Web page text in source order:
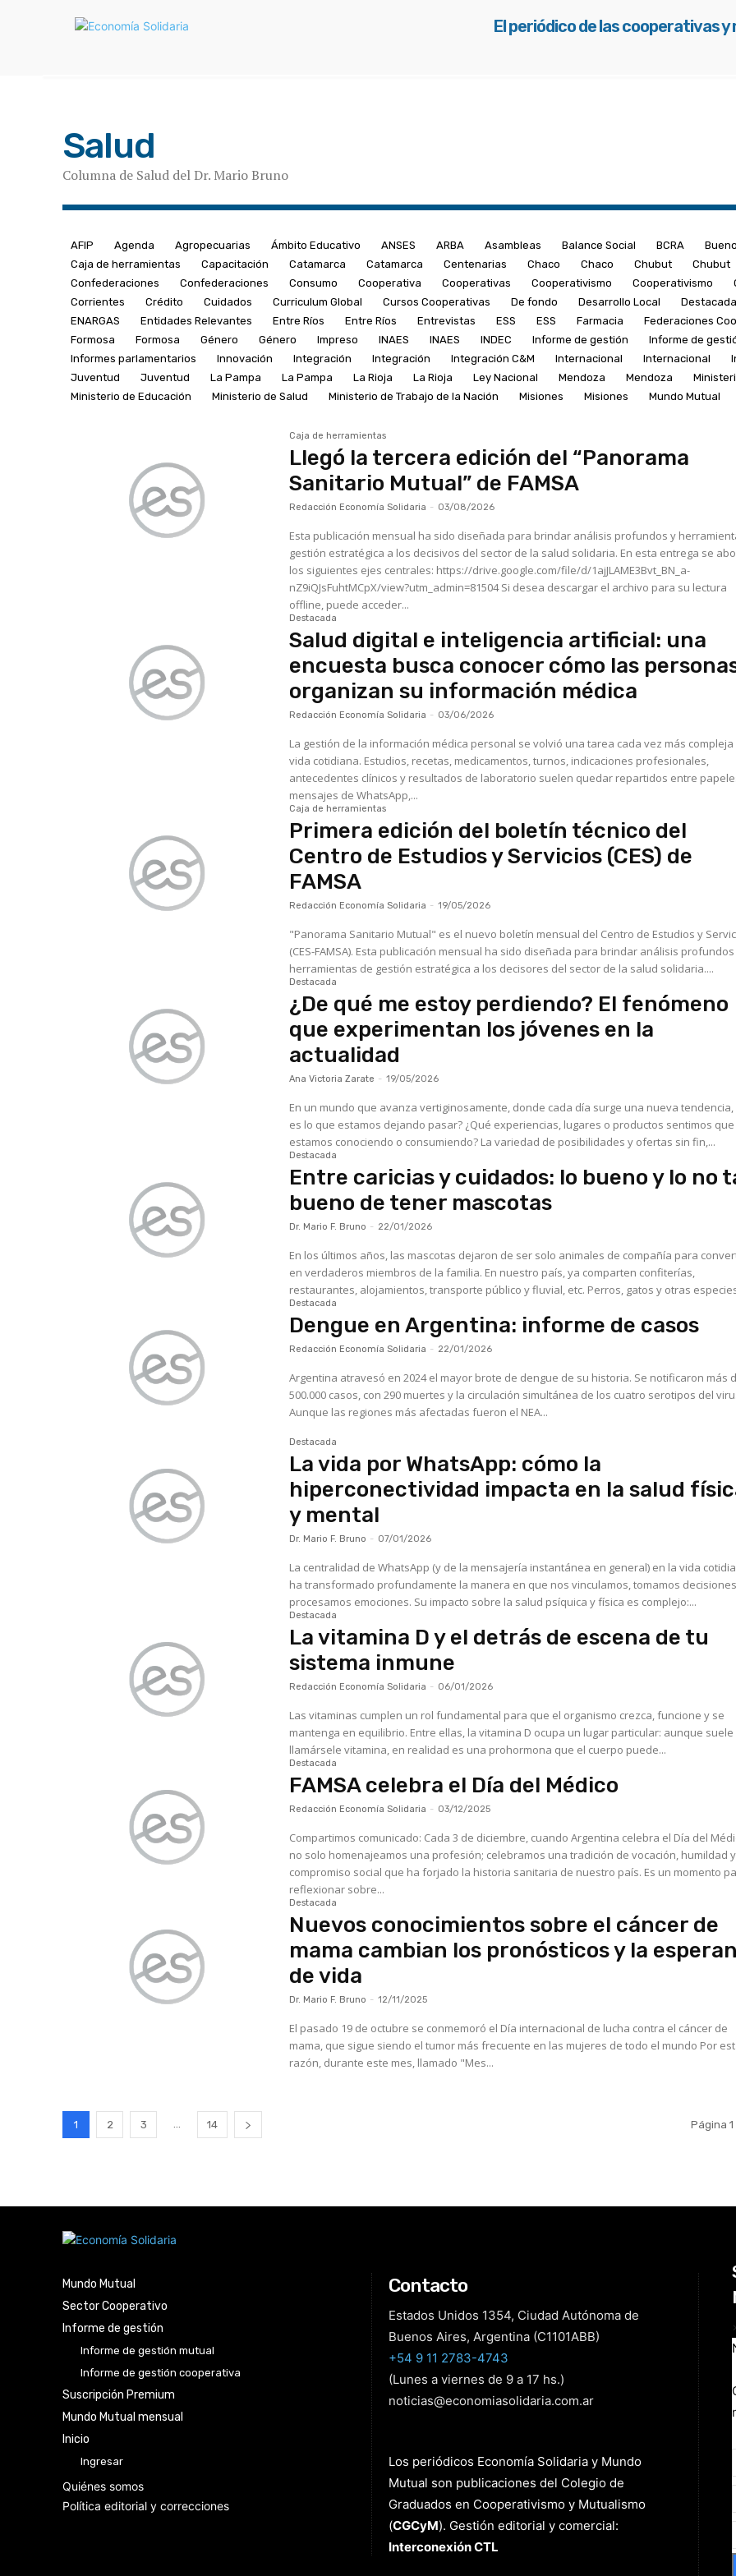
El periódico de las cooperativas
Salud
Columna de Salud del Dr. Mario Bruno
AFIP Agenda Agropecuarias Ámbito Educativo ANSES ARBA Asambleas Balance Social BCRA
Caja de herramientas
Capacitación Catamarca Catamarca Centenarias Chaco Chaco Chubut Chubut
Confederaciones
Confederaciones Consumo Cooperativa Cooperativas Cooperativismo Cooperativismo
Corrientes
Crédito Cuidados Curriculum Global Cursos Cooperativas De fondo Desarrollo Local Destacada
ENARGAS
Entidades Relevantes Entre Ríos Entre Ríos Entrevistas ESS ESS Farmacia Federaciones
Formosa
Formosa Género Género Impreso INAES INAES INDEC Informe de gestión Informe de
Informes parlamentarios
Innovación Integración Integración Integración C&M Internacional Internacional
Juventud
Juventud La Pampa La Pampa La Rioja La Rioja Ley Nacional Mendoza Mendoza
Ministerio de Educación
Ministerio de Salud Ministerio de Trabajo de la Nación Misiones Misiones Mundo Mutual
Caja de herramientas
Llegó la tercera edición del “Panorama
Sanitario Mutual” de FAMSA
Redacción Economía Solidaria - 03/08/2026
Esta publicación mensual ha sido diseñada para brindar análisis profundos y
gestión estratégica a los decisivos del sector de la salud solidaria. En esta entrega se
los siguientes ejes centrales: https://drive.google.com/file/d/1ajJLAME3Bvt_BN_a-
nZ9iQJsFuhtMCpX/view?utm_admin=81504 Si desea descargar el archivo para su lectura
offline, puede acceder...
Destacada
Salud digital e inteligencia artificial: una
encuesta busca conocer cómo las
organizan su información médica
Redacción Economía Solidaria - 03/06/2026
La gestión de la información médica personal se volvió una tarea cada vez más compleja
vida cotidiana. Estudios, recetas, medicamentos, turnos, indicaciones profesionales,
antecedentes clínicos y resultados de laboratorio suelen quedar repartidos entre
mensajes de WhatsApp,...
Caja de herramientas
Primera edición del boletín técnico del
Centro de Estudios y Servicios (CES) de
FAMSA
Redacción Economía Solidaria - 19/05/2026
"Panorama Sanitario Mutual" es el nuevo boletín mensual del Centro de Estudios y
(CES-FAMSA). Esta publicación mensual ha sido diseñada para brindar análisis profundos y
herramientas de gestión estratégica a los decisores del sector de la salud solidaria....
Destacada
¿De qué me estoy perdiendo? El fenómeno
que experimentan los jóvenes en la
actualidad
Ana Victoria Zarate - 19/05/2026
En un mundo que avanza vertiginosamente, donde cada día surge una nueva tendencia,
es lo que estamos dejando pasar? ¿Qué experiencias, lugares o productos sentimos
estamos conociendo o consumiendo? La variedad de posibilidades y ofertas sin fin,...
Destacada
Entre caricias y cuidados: lo bueno y lo no
bueno de tener mascotas
Dr. Mario F. Bruno - 22/01/2026
En los últimos años, las mascotas dejaron de ser solo animales de compañía para
en verdaderos miembros de la familia. En nuestro país, ya comparten confiterías,
restaurantes, alojamientos, transporte público y fluvial, etc. Perros, gatos y otras
Destacada
Dengue en Argentina: informe de casos
Redacción Economía Solidaria - 22/01/2026
Argentina atravesó en 2024 el mayor brote de dengue de su historia. Se notificaron más
500.000 casos, con 290 muertes y la circulación simultánea de los cuatro serotipos del
Aunque las regiones más afectadas fueron el NEA...
Destacada
La vida por WhatsApp: cómo la
hiperconectividad impacta en la salud
y mental
Dr. Mario F. Bruno - 07/01/2026
La centralidad de WhatsApp (y de la mensajería instantánea en general) en la vida
ha transformado profundamente la manera en que nos vinculamos, tomamos
procesamos emociones. Su impacto sobre la salud psíquica y física es complejo:...
Destacada
La vitamina D y el detrás de escena de tu
sistema inmune
Redacción Economía Solidaria - 06/01/2026
Las vitaminas cumplen un rol fundamental para que el organismo crezca, funcione y se
mantenga en equilibrio. Entre ellas, la vitamina D ocupa un lugar particular: aunque suele
llamársele vitamina, en realidad es una prohormona que el cuerpo puede...
Destacada
FAMSA celebra el Día del Médico
Redacción Economía Solidaria - 03/12/2025
Compartimos comunicado: Cada 3 de diciembre, cuando Argentina celebra el Día del Médico,
no solo homenajeamos una profesión; celebramos una tradición de vocación, humildad y
compromiso social que ha forjado la historia sanitaria de nuestro país. Es un momento
reflexionar sobre...
Destacada
Nuevos conocimientos sobre el cáncer de
mama cambian los pronósticos y la
de vida
Dr. Mario F. Bruno - 12/11/2025
El pasado 19 de octubre se conmemoró el Día internacional de lucha contra el cáncer de
mama, que sigue siendo el tumor más frecuente en las mujeres de todo el mundo Por
razón, durante este mes, llamado "Mes...
1 2 3 14 Página 1
Mundo Mutual
Sector Cooperativo
Informe de gestión
Informe de gestión mutual
Informe de gestión cooperativa
Suscripción Premium
Mundo Mutual mensual
Inicio
Ingresar
Quiénes somos
Política editorial y correcciones
Contacto
Estados Unidos 1354, Ciudad Autónoma de
Buenos Aires, Argentina (C1101ABB)
+54 9 11 2783-4743
(Lunes a viernes de 9 a 17 hs.)
noticias@economiasolidaria.com.ar
Los periódicos Economía Solidaria y Mundo
Mutual son publicaciones del Colegio de
Graduados en Cooperativismo y Mutualismo
(CGCyM). Gestión editorial y comercial:
Interconexión CTL